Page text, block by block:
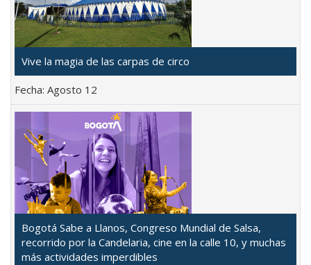
Vive la magia de las carpas de circo
Fecha: Agosto 12
Bogotá Sabe a Llanos, Congreso Mundial de Salsa,
recorrido por la Candelaria, cine en la calle 10, y muchas
más actividades imperdibles